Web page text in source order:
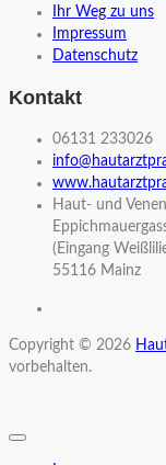
Ihr Weg zu uns
Impressum
Datenschutz
Kontakt
06131 233026
Haut- und
(Eingang
55116 Mainz
Copyright © 2026
vorbehalten.